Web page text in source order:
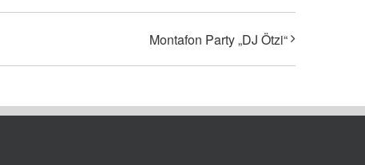
Montafon Party „DJ Ötzi“